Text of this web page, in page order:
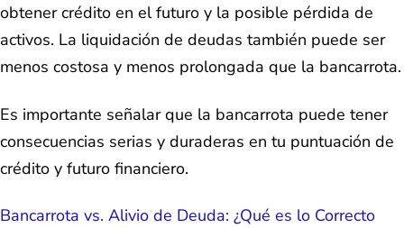
obtener crédito en el futuro y la posible pérdida de
activos. La liquidación de deudas también puede ser
menos costosa y menos prolongada que la bancarrota.
Es importante señalar que la bancarrota puede tener
consecuencias serias y duraderas en tu puntuación de
crédito y futuro financiero.
Bancarrota vs. Alivio de Deuda: ¿Qué es lo Correcto